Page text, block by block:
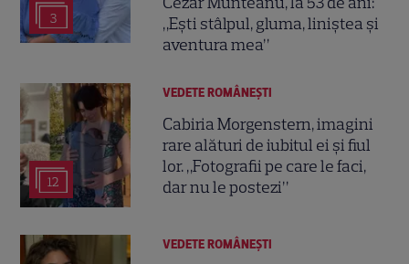
3
„Ești stâlpul, gluma, liniștea și
aventura mea”
12
VEDETE ROMÂNEŞTI
Cabiria Morgenstern, imagini
rare alături de iubitul ei și fiul
lor. „Fotografii pe care le faci,
dar nu le postezi”
VEDETE ROMÂNEŞTI